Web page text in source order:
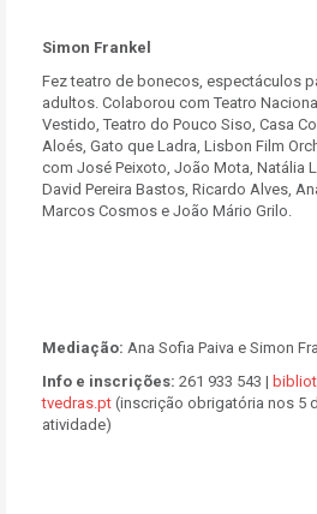
Simon Frankel
Fez teatro de bonecos, espectáculos
adultos. Colaborou com Teatro
Vestido, Teatro do Pouco Siso, Casa
Aloés, Gato que Ladra, Lisbon Film
com José Peixoto, João Mota, Natália
David Pereira Bastos, Ricardo Alves,
Marcos Cosmos e João Mário Grilo.
Mediação: Ana Sofia Paiva e Simon
Info e inscrições: 261 933 543 |
tvedras.pt (inscrição obrigatória nos 5
atividade)